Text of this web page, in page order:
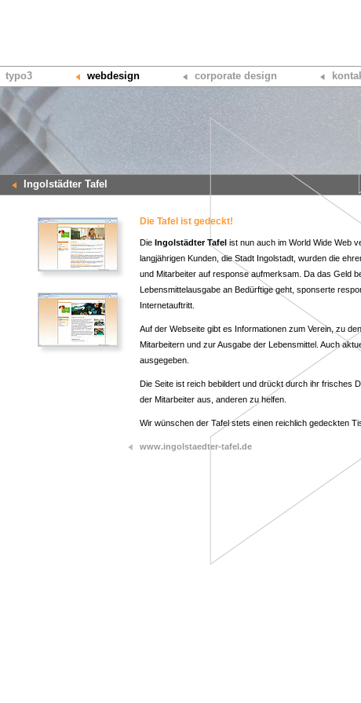
typo3 webdesign corporate design
Ingolstädter Tafel
Die Tafel ist gedeckt!
Die Ingolstädter Tafel ist nun auch im World Wide Web
langjährigen Kunden, die Stadt Ingolstadt, wurden die
und Mitarbeiter auf response aufmerksam. Da das Geld
Lebensmittelausgabe an Bedürftige geht, sponserte
Internetauftritt.
Auf der Webseite gibt es Informationen zum Verein, zu
Mitarbeitern und zur Ausgabe der Lebensmittel. Auch
ausgegeben.
Die Seite ist reich bebildert und drückt durch ihr frisches
der Mitarbeiter aus, anderen zu helfen.
Wir wünschen der Tafel stets einen reichlich gedeckten
www.ingolstaedter-tafel.de